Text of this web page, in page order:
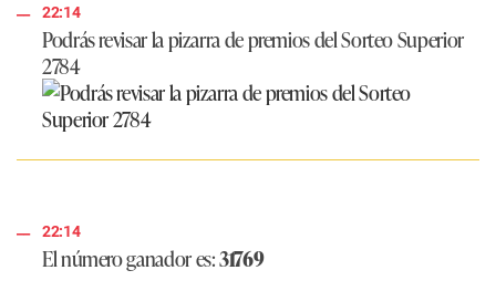
22:14
Podrás revisar la pizarra de premios del Sorteo Superior
2784
22:14
El número ganador es:31769